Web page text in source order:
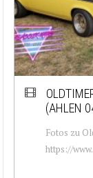
(AHLEN
Fotos zu
https://